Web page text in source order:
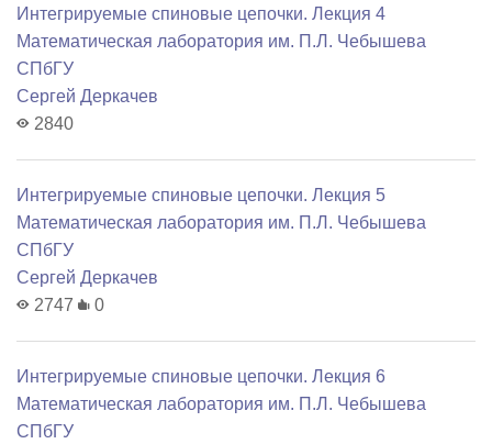
Интегрируемые спиновые цепочки. Лекция 4
Математичеcкая лаборатория им. П.Л. Чебышева
СПбГУ
Сергей Деркачев
2840
Интегрируемые спиновые цепочки. Лекция 5
Математичеcкая лаборатория им. П.Л. Чебышева
СПбГУ
Сергей Деркачев
2747
0
Интегрируемые спиновые цепочки. Лекция 6
Математичеcкая лаборатория им. П.Л. Чебышева
СПбГУ